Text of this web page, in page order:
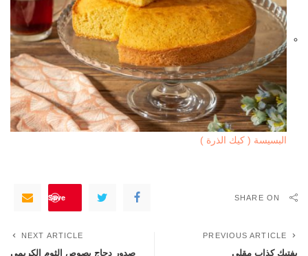
البسيسة ( كيك الذرة )
SHARE ON
Save
PREVIOUS ARTICLE
بفتيك كذاب مقلي
NEXT ARTICLE
صدور دجاج بصوص الثوم الكريمي